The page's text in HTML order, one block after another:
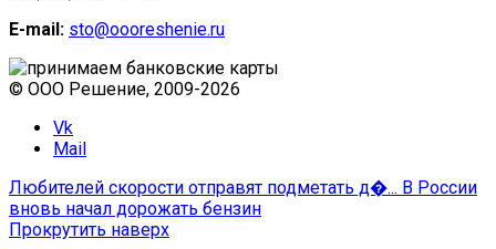
E-mail: sto@oooreshenie.ru
© ООО Решение, 2009-2026
Vk
Mail
Любителей скорости отправят подметать д�... В России
вновь начал дорожать бензин
Прокрутить наверх